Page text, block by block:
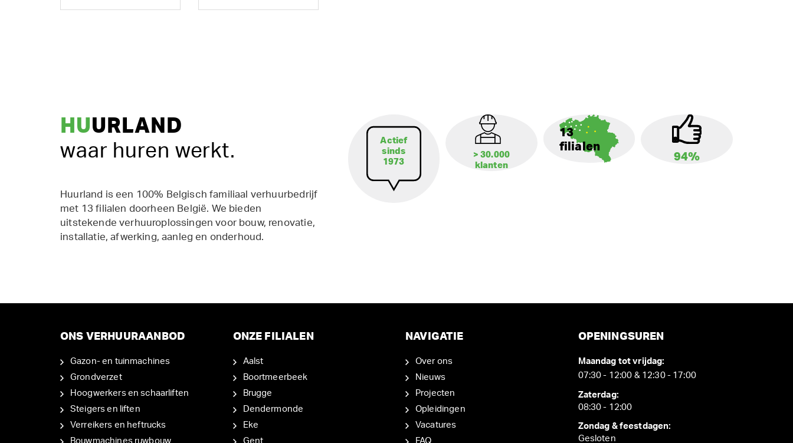
HUURLAND
waar huren werkt.
Huurland is een 100% Belgisch familiaal verhuurbedrijf
met 13 filialen doorheen België. We bieden
uitstekende verhuuroplossingen voor bouw, renovatie,
installatie, afwerking, aanleg en onderhoud.
Actief
sinds
1973
> 30.000
klanten
13
filialen
94%
ONS VERHUURAANBOD
Gazon- en tuinmachines
Grondverzet
Hoogwerkers en schaarliften
Steigers en liften
Verreikers en heftrucks
Bouwmachines ruwbouw
ONZE FILIALEN
Aalst
Boortmeerbeek
Brugge
Dendermonde
Eke
Gent
NAVIGATIE
Over ons
Nieuws
Projecten
Opleidingen
Vacatures
FAQ
OPENINGSUREN
Maandag tot vrijdag:
07:30 - 12:00 & 12:30 - 17:00
Zaterdag:
08:30 - 12:00
Zondag & feestdagen:
Gesloten